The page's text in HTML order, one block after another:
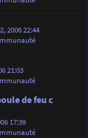
2006 22:44
21:03
de feu c
17:39